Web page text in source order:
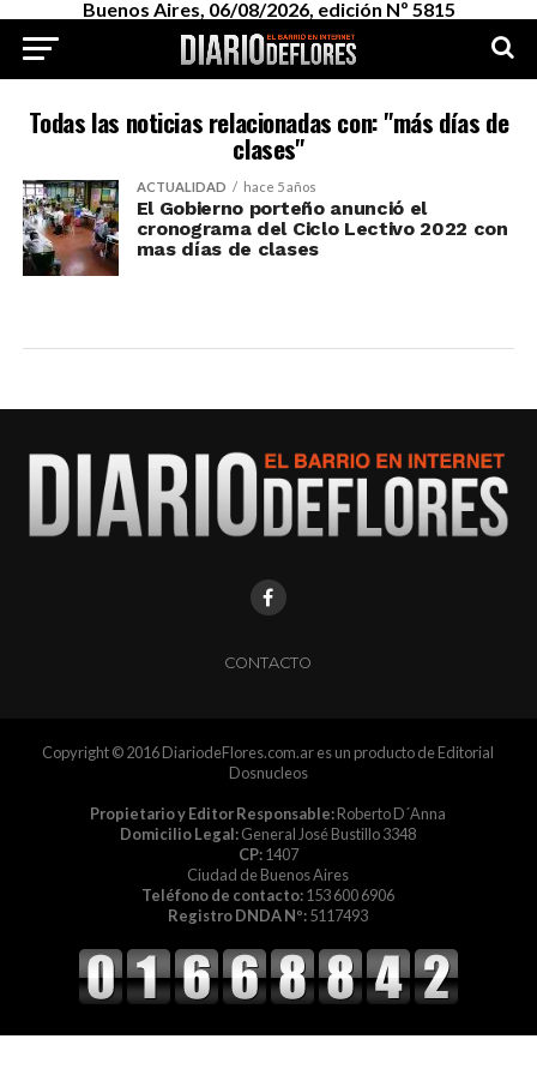
Buenos Aires, 06/08/2026, edición Nº 5815
Todas las noticias relacionadas con: "más días de
clases"
ACTUALIDAD hace 5 años
El Gobierno porteño anunció el
cronograma del Ciclo Lectivo 2022 con
mas días de clases
CONTACTO
Copyright © 2016 DiariodeFlores.com.ar es un producto de Editorial
Dosnucleos
Propietario y Editor Responsable:Roberto D´Anna
Domicilio Legal:General José Bustillo 3348
CP:1407
Ciudad de Buenos Aires
Teléfono de contacto:153 600 6906
Registro DNDA Nº:5117493